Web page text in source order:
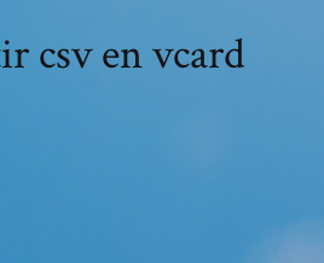
csv en vcard